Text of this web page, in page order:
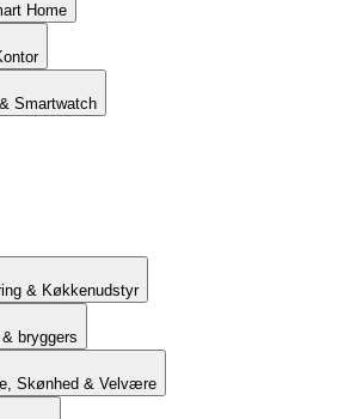
Home
Smartwatch
& Køkkenudstyr
bryggers
Skønhed & Velvære